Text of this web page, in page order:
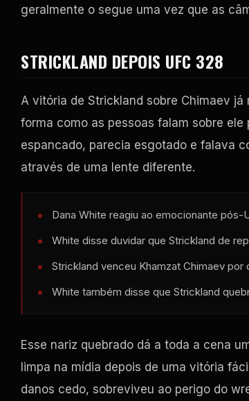
geralmente o segue uma vez que as
STRICKLAND DEPOIS UFC 328
A vitória de Strickland sobre Chimaev
forma como as pessoas falam sobre
espancado, parecia esgotado e falava
através de uma lente diferente.
Dana White reagiu ao emocionante pós-
White disse duvidar que Strickland de
Strickland venceu Khamzat Chimaev
White também disse que Strickland
Esse nariz quebrado dá a toda a cena
limpa na mídia depois de uma vitória
danos cedo, sobreviveu ao perigo do